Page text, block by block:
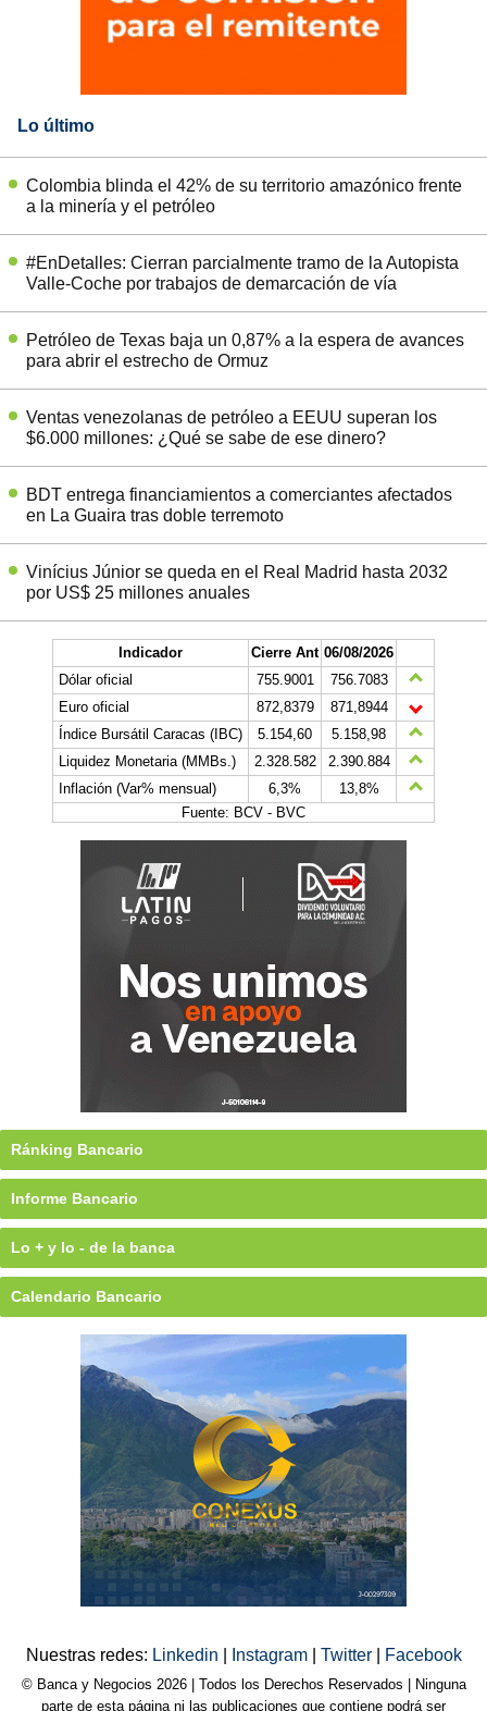
Lo último
Colombia blinda el 42% de su territorio amazónico frente
a la minería y el petróleo
#EnDetalles: Cierran parcialmente tramo de la Autopista
Valle-Coche por trabajos de demarcación de vía
Petróleo de Texas baja un 0,87% a la espera de avances
para abrir el estrecho de Ormuz
Ventas venezolanas de petróleo a EEUU superan los
$6.000 millones: ¿Qué se sabe de ese dinero?
BDT entrega financiamientos a comerciantes afectados
en La Guaira tras doble terremoto
Vinícius Júnior se queda en el Real Madrid hasta 2032
por US$ 25 millones anuales
Indicador Cierre Ant 06/08/2026
Dólar oficial
755.9001
756.7083
Euro oficial
872,8379
871,8944
Índice Bursátil Caracas (IBC)
5.154,60
5.158,98
Liquidez Monetaria (MMBs.)
2.328.582
2.390.884
Inflación (Var% mensual)
6,3%
13,8%
Fuente: BCV - BVC
Ránking Bancario
Informe Bancario
Lo + y lo - de la banca
Calendario Bancario
Nuestras redes: Linkedin Instagram Twitter Facebook
© Banca y Negocios 2026 | Todos los Derechos Reservados | Ninguna
parte de esta página ni las publicaciones que contiene podrá ser